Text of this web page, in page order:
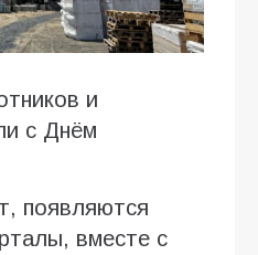
и
с Днём
появляются
вместе с